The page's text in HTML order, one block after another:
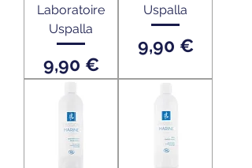
Laboratoire
Uspalla
Prix
9,90 €
Uspalla
Prix
9,90 €